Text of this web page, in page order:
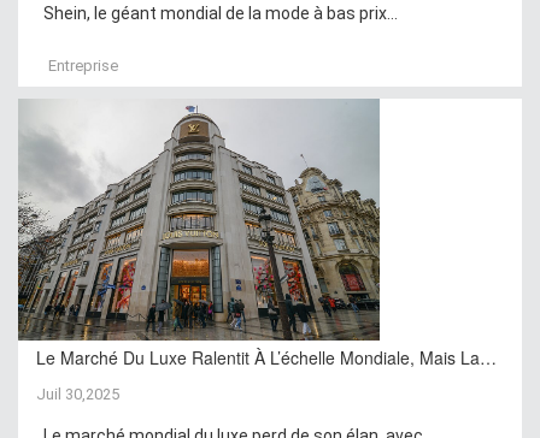
Shein, le géant mondial de la mode à bas prix...
Entreprise
Le Marché Du Luxe Ralentit À L’échelle Mondiale, Mais La…
Juil 30,2025